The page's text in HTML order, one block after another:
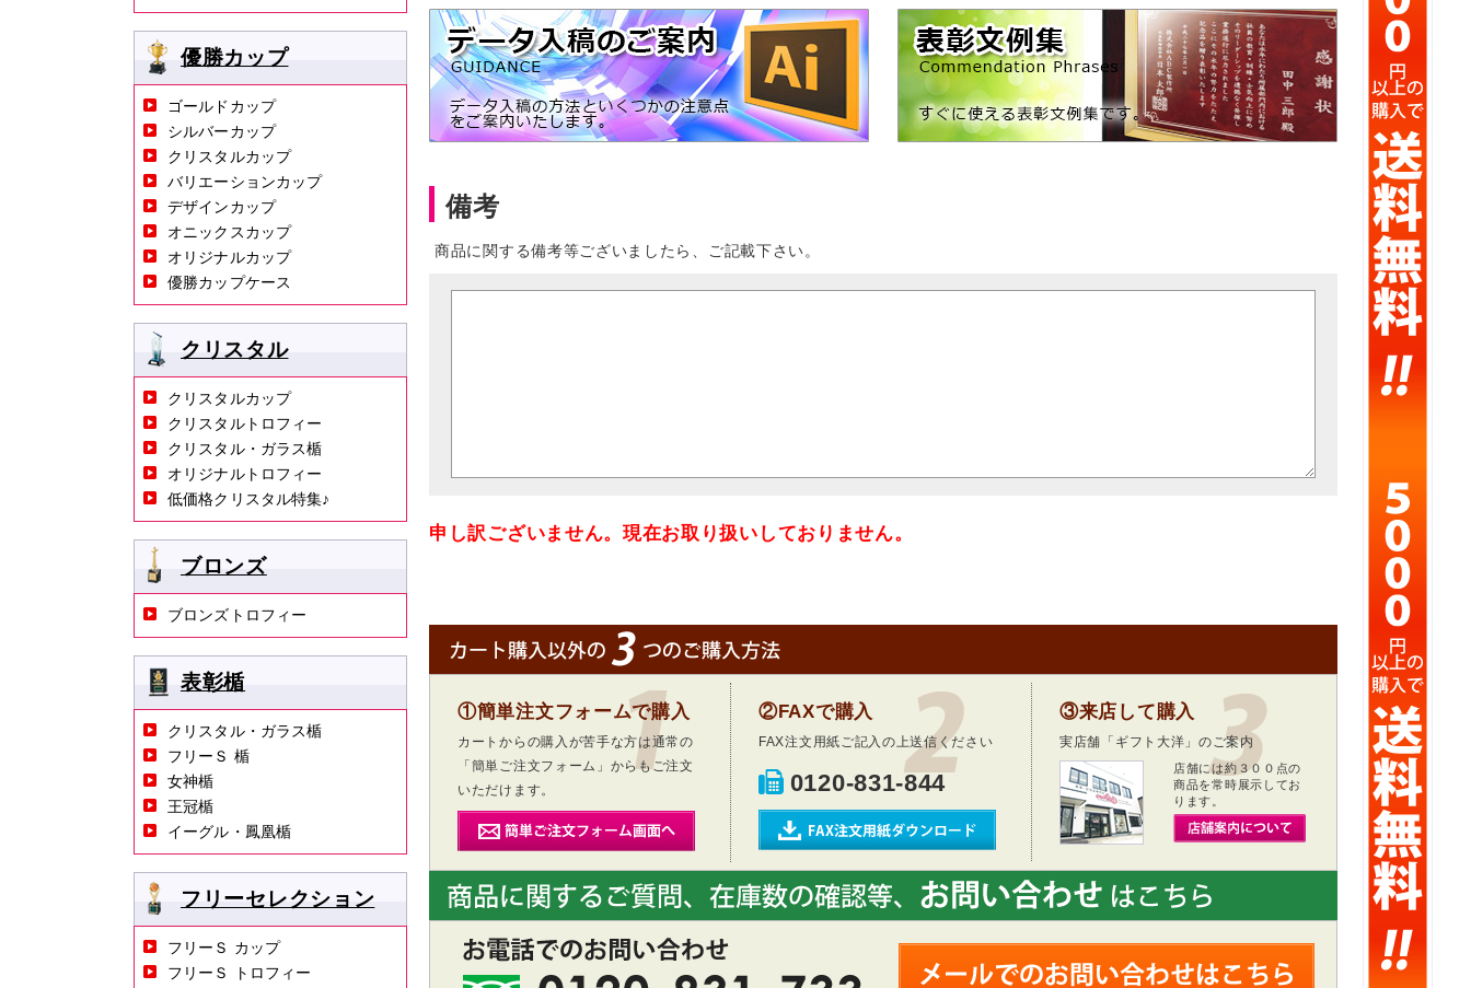
備考
商品に関する備考等ございましたら、ご記載下さい。
申し訳ございません。現在お取り扱いしておりません。
①簡単注文フォームで購入
カートからの購入が苦手な方は通常の
「簡単ご注文フォーム」からもご注文
いただけます。
②FAXで購入
FAX注文用紙ご記入の上送信ください
0120-831-844
③来店して購入
実店舗「ギフト大洋」のご案内
店舗には約３００点の
商品を常時展示してお
ります。
優勝カップ
ゴールドカップ
シルバーカップ
クリスタルカップ
バリエーションカップ
デザインカップ
オニックスカップ
オリジナルカップ
優勝カップケース
クリスタル
クリスタルカップ
クリスタルトロフィー
クリスタル・ガラス楯
オリジナルトロフィー
低価格クリスタル特集♪
ブロンズ
ブロンズトロフィー
表彰楯
クリスタル・ガラス楯
フリーＳ 楯
女神楯
王冠楯
イーグル・鳳凰楯
フリーセレクション
フリーＳ カップ
フリーＳ トロフィー